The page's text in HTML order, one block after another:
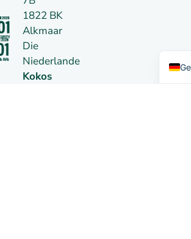
1822 BK
Alkmaar
Die
Niederlande
Kokos